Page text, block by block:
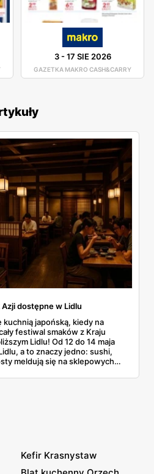
3-17 SIE 2026
GAZETKA MAKRO CASH&CARRY
dostępne w Lidlu
japońską, kiedy na
festiwal smaków z Kraju
Lidlu! Od 12 do 14 maja
a to znaczy jedno: sushi,
meldują się na sklepowych
głównie z surową rybą i
Kefir Krasnystaw